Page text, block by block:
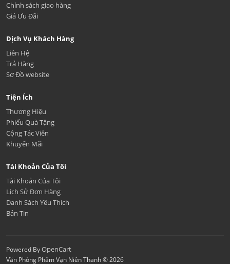
Chính sách giao hàng
Giá Ưu Đãi
Dịch Vụ Khách Hàng
Liên Hệ
Trả Hàng
Sơ Đồ website
Tiện Ích
Thương Hiệu
Phiếu Quà Tặng
Cộng Tác Viên
Khuyến Mãi
Tài Khoản Của Tôi
Tài Khoản Của Tôi
Lịch Sử Đơn Hàng
Danh Sách Yêu Thích
Bản Tin
Powered ByOpenCart
Văn Phòng Phẩm Vạn Niên Thanh © 2026